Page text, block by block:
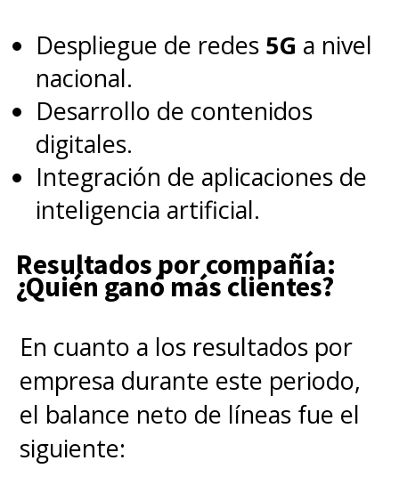
Despliegue de redes 5G a nivel
nacional.
Desarrollo de contenidos
digitales.
Integración de aplicaciones de
inteligencia artificial.
Resultados por compañía:
¿Quién ganó más clientes?
En cuanto a los resultados por
empresa durante este periodo,
el balance neto de líneas fue el
siguiente: